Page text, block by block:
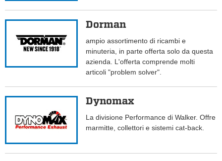
Dorman
ampio assortimento di ricambi e
minuteria, in parte offerta solo da questa
azienda. L'offerta comprende molti
articoli "problem solver".
Dynomax
La divisione Performance di Walker. Offre
marmitte, collettori e sistemi cat-back.